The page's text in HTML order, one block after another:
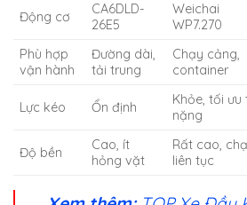
Động cơ
CA6DLD-
26E5
Weichai
WP7.270
Phù hợp
vận hành
Đường dài,
tải trung
Chạy cảng,
container
Lực kéo Ổn định
Khỏe, tối ưu
nặng
Độ bền
Cao, ít
hỏng vặt
Rất cao,
liên tục